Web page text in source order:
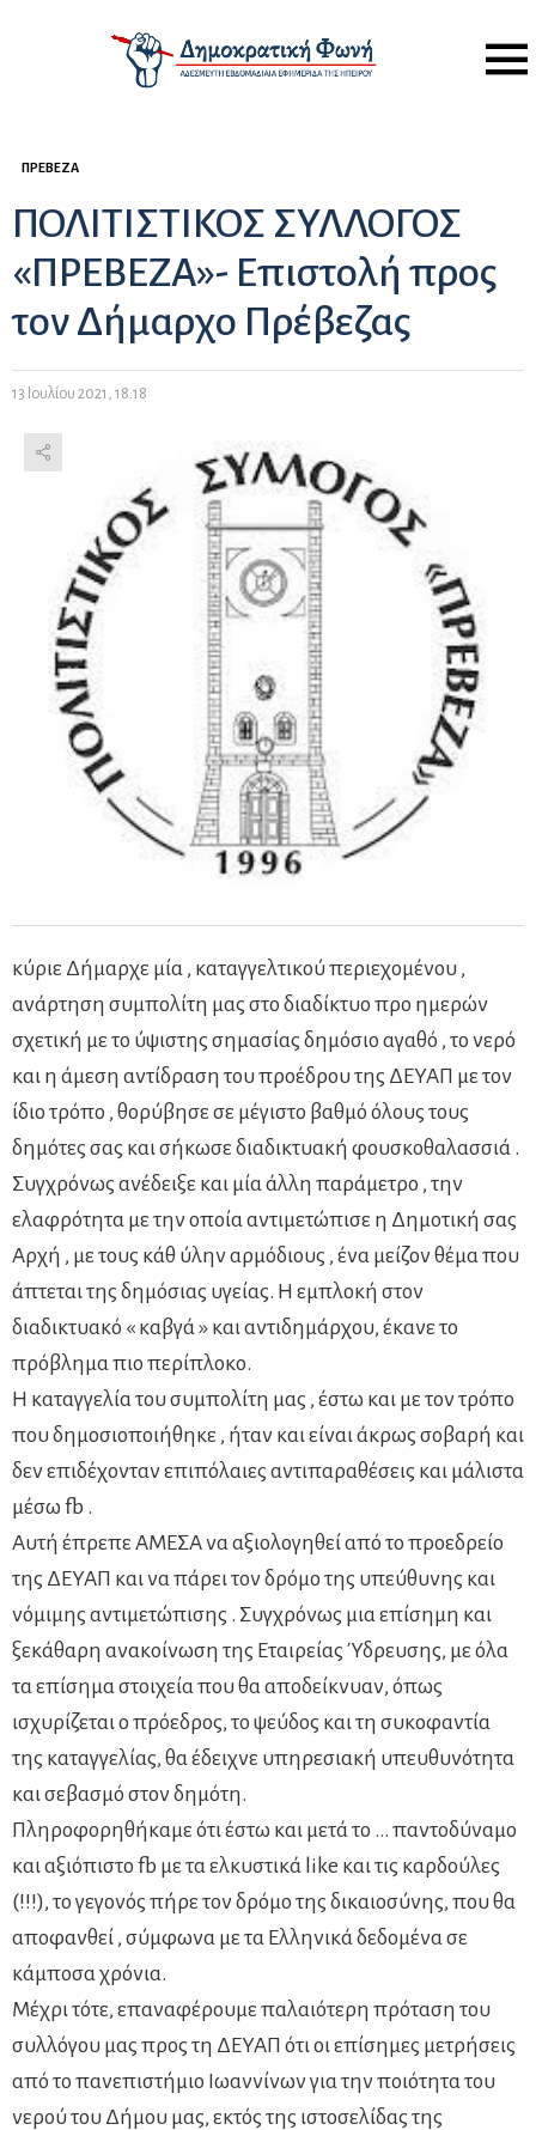
Menu
ΠΡΈΒΕΖΑ
ΠΟΛΙΤΙΣΤΙΚΟΣ ΣΥΛΛΟΓΟΣ
«ΠΡΕΒΕΖΑ»- Επιστολή προς
τον Δήμαρχο Πρέβεζας
13 Ιουλίου 2021, 18:18
κύριε Δήμαρχε μία , καταγγελτικού περιεχομένου ,
ανάρτηση συμπολίτη μας στο διαδίκτυο προ ημερών
σχετική με το ύψιστης σημασίας δημόσιο αγαθό , το νερό
και η άμεση αντίδραση του προέδρου της ΔΕΥΑΠ με τον
ίδιο τρόπο , θορύβησε σε μέγιστο βαθμό όλους τους
δημότες σας και σήκωσε διαδικτυακή φουσκοθαλασσιά .
Συγχρόνως ανέδειξε και μία άλλη παράμετρο , την
ελαφρότητα με την οποία αντιμετώπισε η Δημοτική σας
Αρχή , με τους κάθ ύλην αρμόδιους , ένα μείζον θέμα που
άπτεται της δημόσιας υγείας. Η εμπλοκή στον
διαδικτυακό « καβγά » και αντιδημάρχου, έκανε το
πρόβλημα πιο περίπλοκο.
Η καταγγελία του συμπολίτη μας , έστω και με τον τρόπο
που δημοσιοποιήθηκε , ήταν και είναι άκρως σοβαρή και
δεν επιδέχονταν επιπόλαιες αντιπαραθέσεις και μάλιστα
μέσω fb .
Αυτή έπρεπε ΑΜΕΣΑ να αξιολογηθεί από το προεδρείο
της ΔΕΥΑΠ και να πάρει τον δρόμο της υπεύθυνης και
νόμιμης αντιμετώπισης . Συγχρόνως μια επίσημη και
ξεκάθαρη ανακοίνωση της Εταιρείας Ύδρευσης, με όλα
τα επίσημα στοιχεία που θα αποδείκνυαν, όπως
ισχυρίζεται ο πρόεδρος, το ψεύδος και τη συκοφαντία
της καταγγελίας, θα έδειχνε υπηρεσιακή υπευθυνότητα
και σεβασμό στον δημότη.
Πληροφορηθήκαμε ότι έστω και μετά το … παντοδύναμο
και αξιόπιστο fb με τα ελκυστικά like και τις καρδούλες
(!!!), το γεγονός πήρε τον δρόμο της δικαιοσύνης, που θα
αποφανθεί , σύμφωνα με τα Ελληνικά δεδομένα σε
κάμποσα χρόνια.
Μέχρι τότε, επαναφέρουμε παλαιότερη πρόταση του
συλλόγου μας προς τη ΔΕΥΑΠ ότι οι επίσημες μετρήσεις
από το πανεπιστήμιο Ιωαννίνων για την ποιότητα του
νερού του Δήμου μας, εκτός της ιστοσελίδας της